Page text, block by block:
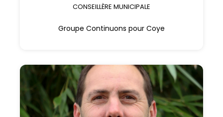
CONSEILLÈRE MUNICIPALE
Groupe Continuons pour Coye